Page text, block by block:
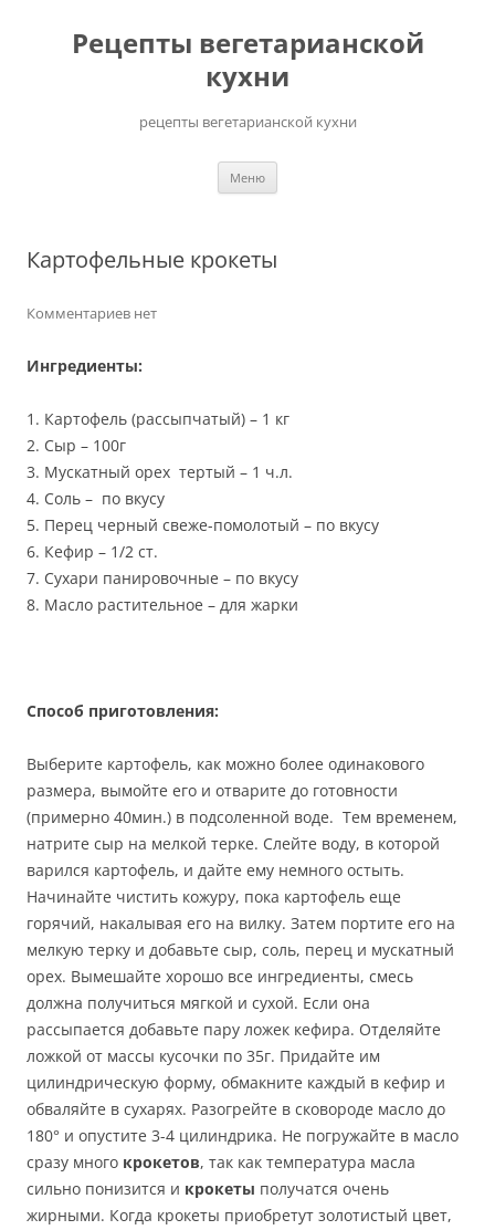
Рецепты вегетарианской
кухни
рецепты вегетарианской кухни
Меню
Картофельные крокеты
Комментариев нет
Ингредиенты:
1. Картофель (рассыпчатый) – 1 кг
2. Сыр – 100г
3. Мускатный орех тертый – 1 ч.л.
4. Соль – по вкусу
5. Перец черный свеже-помолотый – по вкусу
6. Кефир – 1/2 ст.
7. Сухари панировочные – по вкусу
8. Масло растительное – для жарки
Способ приготовления:
Выберите картофель, как можно более одинакового
размера, вымойте его и отварите до готовности
(примерно 40мин.) в подсоленной воде. Тем временем,
натрите сыр на мелкой терке. Слейте воду, в которой
варился картофель, и дайте ему немного остыть.
Начинайте чистить кожуру, пока картофель еще
горячий, накалывая его на вилку. Затем портите его на
мелкую терку и добавьте сыр, соль, перец и мускатный
орех. Вымешайте хорошо все ингредиенты, смесь
должна получиться мягкой и сухой. Если она
рассыпается добавьте пару ложек кефира. Отделяйте
ложкой от массы кусочки по 35г. Придайте им
цилиндрическую форму, обмакните каждый в кефир и
обваляйте в сухарях. Разогрейте в сковороде масло до
180° и опустите 3-4 цилиндрика. Не погружайте в масло
сразу много крокетов, так как температура масла
сильно понизится и крокеты получатся очень
жирными. Когда крокеты приобретут золотистый цвет,